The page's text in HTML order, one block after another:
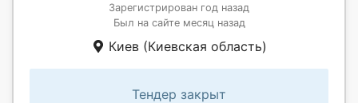
Зарегистрирован год назад
Был на сайте месяц назад
Киев (Киевская область)
Тендер закрыт